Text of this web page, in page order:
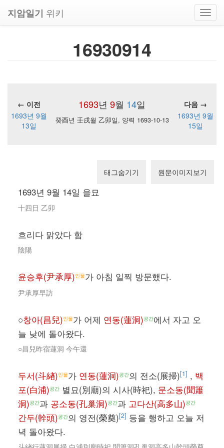
지암일기 위키
16930914
1693년 9월 14일
← 이전
다음 →
1693년 9월
13일
癸酉년 壬戌월 乙卯일, 양력 1693-10-13
1693년 9월
15일
태그숨기기 원문이미지보기
1693년 9월 14일 을묘
十四日 乙卯
흐리다 맑았다 함
陰陽
윤승후(尹承厚)인물가 아침 일찍 방문했다.
尹承厚早訪
○창아(昌兒)인물가 어제 연동(蓮洞)공간에서 자고 오
늘 낮에 돌아왔다.
○昌兒昨宿蓮洞 今午還
두서(斗緖)인물가 연동(蓮洞)공간의 전소(展掃)[1] , 백
포(白浦)공간 별묘(別廟)의 시사(時祀), 문소동(聞簫
洞)공간과 공소동(孔巢洞)공간과 고다산(高多山)공간
간두(幹頭)공간의 영전(榮奠)[2] 등을 행하고 오늘 저
녁 돌아왔다.